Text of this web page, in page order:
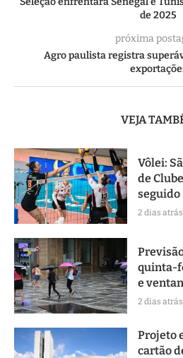
de 2025
próxima
Agro paulista registra
VEJA
Vôlei:
de
seguido
2 dias atrás
quinta-
e
2 dias atrás
Projeto
cartão